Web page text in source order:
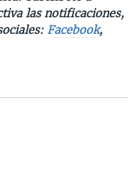
las notificaciones,
Facebook,